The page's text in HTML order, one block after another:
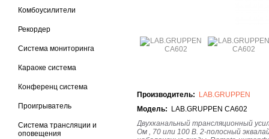
Комбоусилители
Рекордер
Система мониторинга
Караоке система
Конференц система
Проигрыватель
Система трансляции и
оповещения
Производитель:
LAB.GRUPPEN
Модель: LAB.GRUPPEN CA602
Двухканальный трансляционный
Ом , 70 или 100 В. 2-полосный